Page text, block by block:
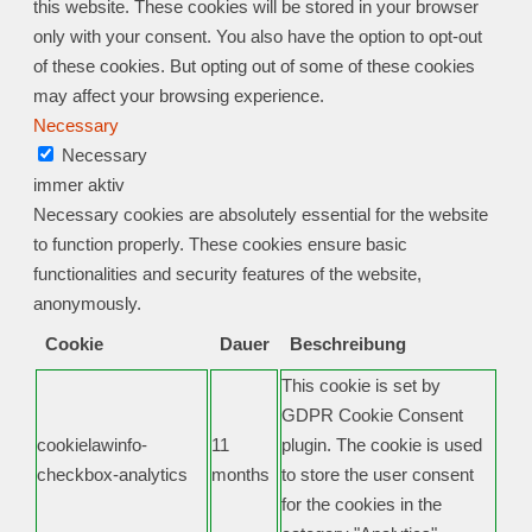
this website. These cookies will be stored in your browser
only with your consent. You also have the option to opt-out
of these cookies. But opting out of some of these cookies
may affect your browsing experience.
Necessary
Necessary
immer aktiv
Necessary cookies are absolutely essential for the website
to function properly. These cookies ensure basic
functionalities and security features of the website,
anonymously.
Cookie
Dauer Beschreibung
cookielawinfo-
checkbox-analytics
11
months
This cookie is set by
GDPR Cookie Consent
plugin. The cookie is used
to store the user consent
for the cookies in the